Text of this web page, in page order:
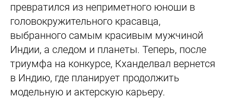
превратился из неприметного юноши в
головокружительного красавца,
выбранного самым красивым мужчиной
Индии, а следом и планеты. Теперь, после
триумфа на конкурсе, Кханделвал вернется
в Индию, где планирует продолжить
модельную и актерскую карьеру.